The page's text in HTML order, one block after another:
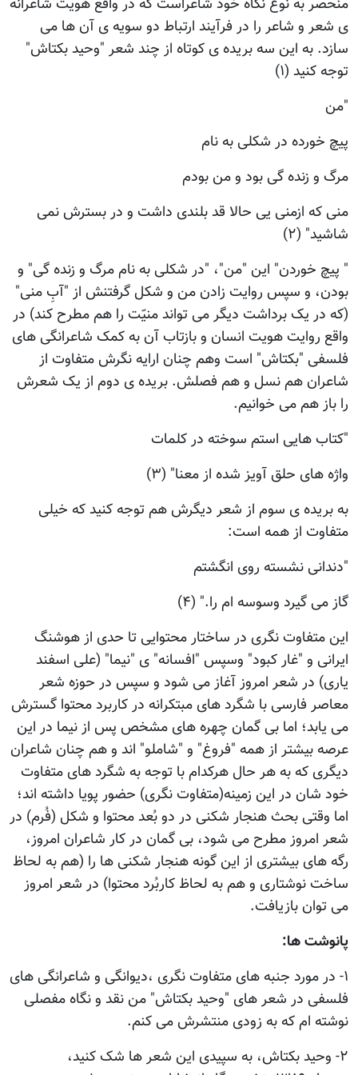
منحصر به نوع نگاه خود شاعراست که در واقع هویت شاعرانه
ی شعر و شاعر را در فرآیند ارتباط دو سویه ی آن ها می
سازد. به این سه بریده ی کوتاه از چند شعر "وحید بکتاش"
توجه کنید (۱)
"من
پیچ خورده در شکلی به نام
مرگ و زنده گی بود و من بودم
منی که ازمنی یی حالا قد بلندی داشت و در بسترش نمی
شاشید" (۲)
" پیچ خوردن" این "من"، "در شکلی به نام مرگ و زنده گی" و
بودن، و سپس روایت زادن من و شکل گرفتنش از "آبِ منی"
(که در یک برداشت دیگر می تواند منیّت را هم مطرح کند) در
واقع روایت هویت انسان و بازتاب آن به کمک شاعرانگی های
فلسفی "بکتاش" است وهم چنان ارایه نگرش متفاوت از
شاعران هم نسل و هم فصلش. بریده ی دوم از یک شعرش
را باز هم می خوانیم.
"کتاب هایی استم سوخته در کلمات
واژه های حلق آویز شده از معنا" (۳)
به بریده ی سوم از شعر دیگرش هم توجه کنید که خیلی
متفاوت از همه است:
"دندانی نشسته روی انگشتم
گاز می گیرد وسوسه ام را." (۴)
این متفاوت نگری در ساختار محتوایی تا حدی از هوشنگ
ایرانی و "غار کبود" وسپس "افسانه" ی "نیما" (علی اسفند
یاری) در شعر امروز آغاز می شود و سپس در حوزه شعر
معاصر فارسی با شگرد های مبتکرانه در کاربرد محتوا گسترش
می یابد؛ اما بی گمان چهره های مشخص پس از نیما در این
عرصه بیشتر از همه "فروغ" و "شاملو" اند و هم چنان شاعران
دیگری که به هر حال هرکدام با توجه به شگرد های متفاوت
خود شان در این زمینه(متفاوت نگری) حضور پویا داشته اند؛
اما وقتی بحث هنجار شکنی در دو بُعد محتوا و شکل (فُرم) در
شعر امروز مطرح می شود، بی گمان در کار شاعران امروز،
رگه های بیشتری از این گونه هنجار شکنی ها را (هم به لحاظ
ساخت نوشتاری و هم به لحاظ کاربُرد محتوا) در شعر امروز
می توان بازیافت.
پانوشت ها:
۱- در مورد جنبه های متفاوت نگری ،دیوانگی و شاعرانگی های
فلسفی در شعر های "وحید بکتاش" من نقد و نگاه مفصلی
نوشته ام که به زودی منتشرش می کنم.
۲- وحید بکتاش، به سپیدی این شعر ها شک کنید،